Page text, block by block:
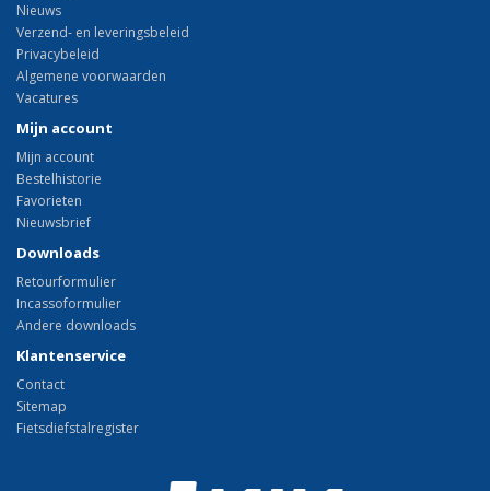
Nieuws
Verzend- en leveringsbeleid
Privacybeleid
Algemene voorwaarden
Vacatures
Mijn account
Mijn account
Bestelhistorie
Favorieten
Nieuwsbrief
Downloads
Retourformulier
Incassoformulier
Andere downloads
Klantenservice
Contact
Sitemap
Fietsdiefstalregister